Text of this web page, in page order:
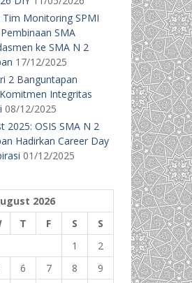
Tim Monitoring SPMI
SMA
ke SMA N 2
17/12/2025
2 Banguntapan
Integritas
08/12/2025
2025: OSIS SMA N 2
Hadirkan Career Day
01/12/2025
2026
T F S
S
1
2
6 7 8
9